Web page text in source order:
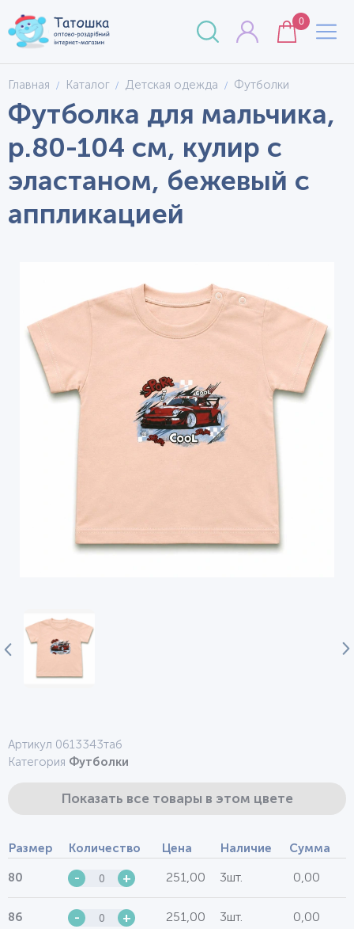
0
Главная Каталог Детская одежда Футболки
Футболка для мальчика,
р.80-104 см, кулир с
эластаном, бежевый с
аппликацией
Артикул 0613343таб
Категория Футболки
Показать все товары в этом цвете
Размер Количество Цена Наличие Сумма
80 - + 251,00 3шт. 0,00
86 - + 251,00 3шт. 0,00